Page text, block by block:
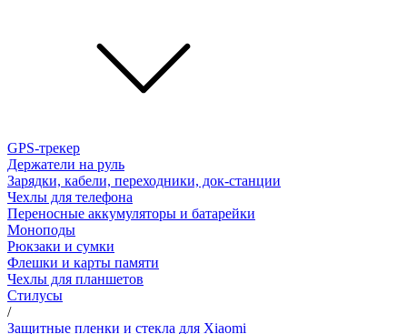
GPS-трекер
Держатели на руль
Зарядки, кабели, переходники, док-станции
Чехлы для телефона
Переносные аккумуляторы и батарейки
Моноподы
Рюкзаки и сумки
Флешки и карты памяти
Чехлы для планшетов
Стилусы
/
Защитные пленки и стекла для Xiaomi